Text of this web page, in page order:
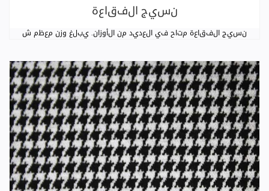
نسيج الفقاعة
نسيج الفقاعة متاح في العديد من الأوزان. يبلغ وزن معظم ش